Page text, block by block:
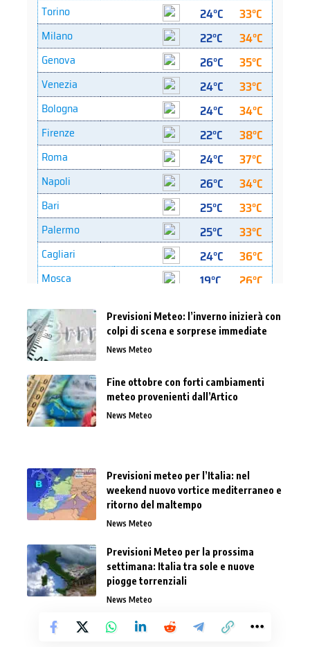
Previsioni Meteo: l’inverno inizierà con
colpi di scena e sorprese immediate
News Meteo
Fine ottobre con forti cambiamenti
meteo provenienti dall’Artico
News Meteo
Previsioni meteo per l’Italia: nel
weekend nuovo vortice mediterraneo e
ritorno del maltempo
News Meteo
Previsioni Meteo per la prossima
settimana: Italia tra sole e nuove
piogge torrenziali
News Meteo